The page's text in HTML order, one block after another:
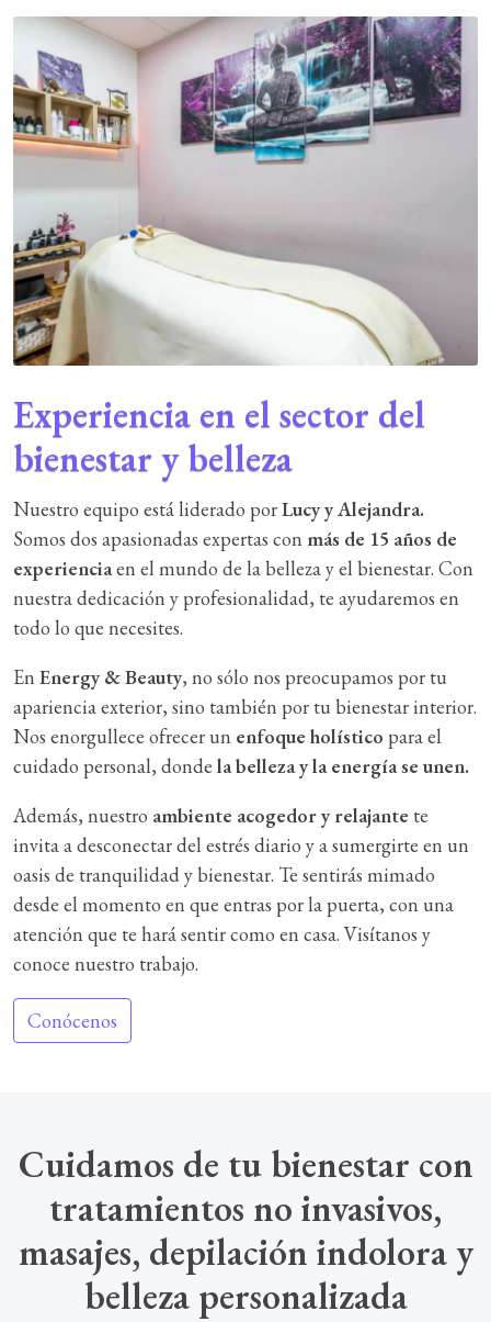
Experiencia en el sector del
bienestar y belleza
Nuestro equipo está liderado porLucy y Alejandra.
Somos dos apasionadas expertas con más de 15 años de
experienciaen el mundo de la belleza y el bienestar. Con
nuestra dedicación y profesionalidad, te ayudaremos en
todo lo que necesites.
En Energy & Beauty, no sólo nos preocupamos por tu
apariencia exterior, sino también por tu bienestar interior.
Nos enorgullece ofrecer un enfoque holístico para el
cuidado personal, donde la belleza y la energía se unen.
Además, nuestro ambiente acogedor y relajante te
invita a desconectar del estrés diario y a sumergirte en un
oasis de tranquilidad y bienestar. Te sentirás mimado
desde el momento en que entras por la puerta, con una
atención que te hará sentir como en casa. Visítanos y
conoce nuestro trabajo.
Conócenos
Cuidamos de tu bienestar con
tratamientos no invasivos,
masajes, depilación indolora y
belleza personalizada